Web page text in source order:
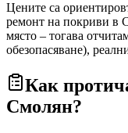
Цените са
ремонт на покриви в
място – тогава
обезопасяване),
Как
Смолян?